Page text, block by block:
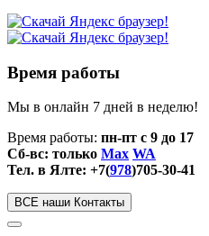
Время работы
Мы в онлайн 7 дней в неделю!
Время работы: пн-пт с 9 до 17
Сб-вс: только Max WA
Тел. в Ялте: +7(978)705-30-41
ВСЕ наши Контакты